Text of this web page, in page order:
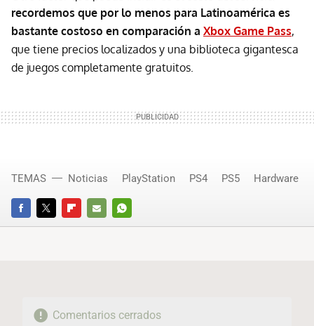
recordemos que por lo menos para Latinoamérica es
bastante costoso en comparación a Xbox Game Pass,
que tiene precios localizados y una biblioteca gigantesca
de juegos completamente gratuitos.
FACEBOOKTWITTERFLIPBOARD
E-
WHATSAPP
TEMAS Noticias PlayStation PS4 PS5 Hardware
Comentarios cerrados